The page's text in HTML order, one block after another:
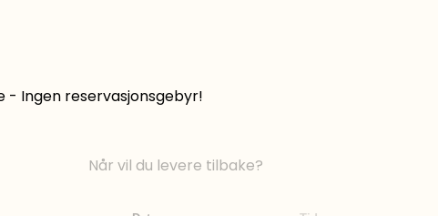
- Ingen reservasjonsgebyr!
Når vil du levere tilbake?